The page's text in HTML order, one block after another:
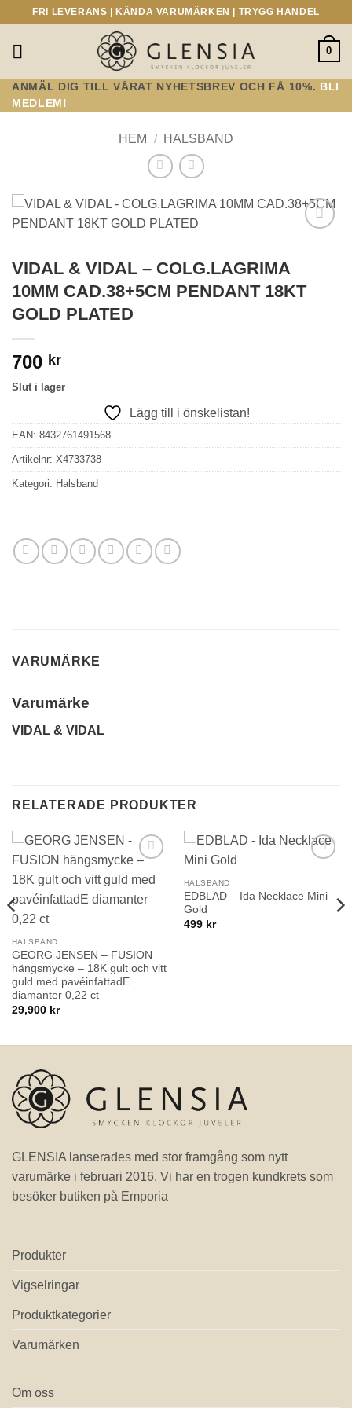
content
FRI LEVERANS | KÄNDA VARUMÄRKEN | TRYGG HANDEL
0
ANMÄL DIG TILL VÅRAT NYHETSBREV OCH FÅ 10%. BLI
MEDLEM!
HEM / HALSBAND
VIDAL & VIDAL – COLG.LAGRIMA
10MM CAD.38+5CM PENDANT 18KT
GOLD PLATED
700 kr
Slut i lager
Lägg till i önskelistan!
EAN: 8432761491568
Artikelnr: X4733738
Kategori: Halsband
VARUMÄRKE
Varumärke
VIDAL & VIDAL
RELATERADE PRODUKTER
önskelistan!
HALSBAND
GEORG JENSEN – FUSION
hängsmycke – 18K gult och vitt
guld med pavéinfattadE
diamanter 0,22 ct
29,900 kr
HALSBAND
EDBLAD – Ida Necklace Mini
Gold
499 kr
GLENSIA lanserades med stor framgång som nytt
varumärke i februari 2016. Vi har en trogen kundkrets som
besöker butiken på Emporia
Produkter
Vigselringar
Produktkategorier
Varumärken
Om oss